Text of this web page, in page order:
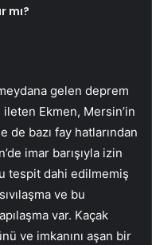
mı?
gelen deprem
Ekmen, Mersin’in
bazı fay hatlarından
imar barışıyla izin
tespit dahi edilmemiş
ve bu
var. Kaçak
ve imkanını aşan bir